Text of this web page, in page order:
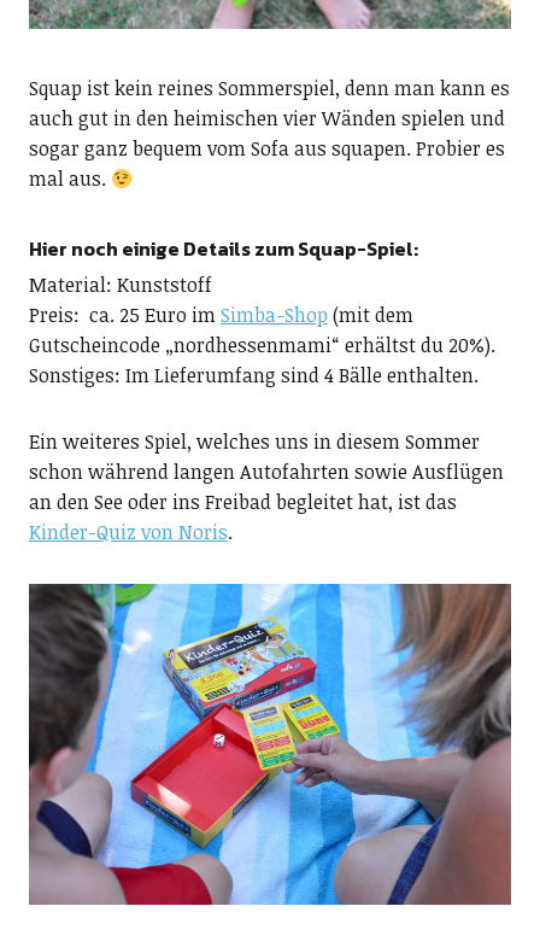
Squap ist kein reines Sommerspiel, denn man kann es
auch gut in den heimischen vier Wänden spielen und
sogar ganz bequem vom Sofa aus squapen. Probier es
mal aus.
Hier noch einige Details zum Squap-Spiel:
Material: Kunststoff
Preis: ca. 25 Euro imSimba-Shop (mit dem
Gutscheincode „nordhessenmami“ erhältst du 20%).
Sonstiges: Im Lieferumfang sind 4 Bälle enthalten.
Ein weiteres Spiel, welches uns in diesem Sommer
schon während langen Autofahrten sowie Ausflügen
an den See oder ins Freibad begleitet hat, ist das
Kinder-Quiz von Noris.